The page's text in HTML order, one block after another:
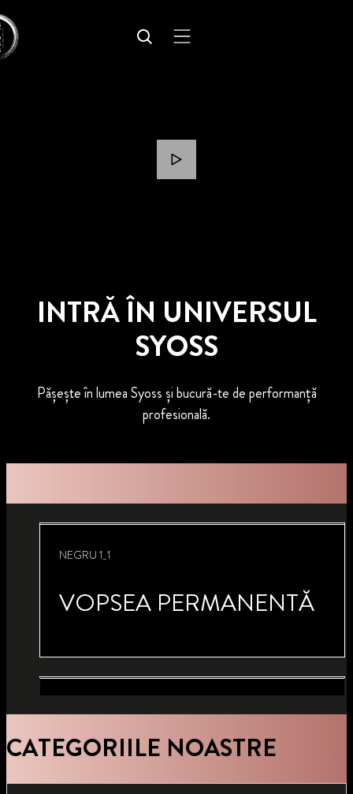
INTRĂ ÎN UNIVERSUL
SYOSS
Pășește în lumea Syoss și bucură-te de performanță
profesională.
NEGRU 1_1
VOPSEA PERMANENTĂ
ȘAMPON
FIXATIV
CATEGORIILE NOASTRE